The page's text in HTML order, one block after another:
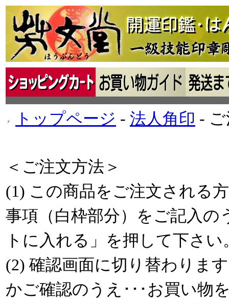
トップページ ‐ 法人角印 ‐
＜ご注文方法＞
(1) この商品をご注文される
事項（白枠部分）をご記入
トに入れる」を押して下さい
(2) 確認画面に切り替わりま
かご確認のうえ･･･お買い物